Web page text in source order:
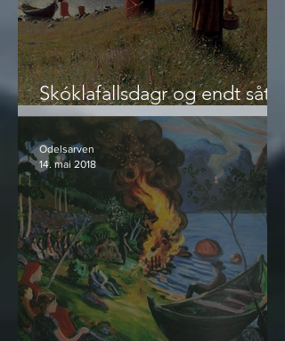
Skóklafallsdagr og endt såtid
- hva pinsen egentlig er
Odelsarven
14. mai 2018